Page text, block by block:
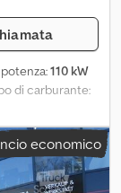
potenza:110 kW
di carburante:
, Emissioni di
, tipo di
6
totale:5.330 mm
economico